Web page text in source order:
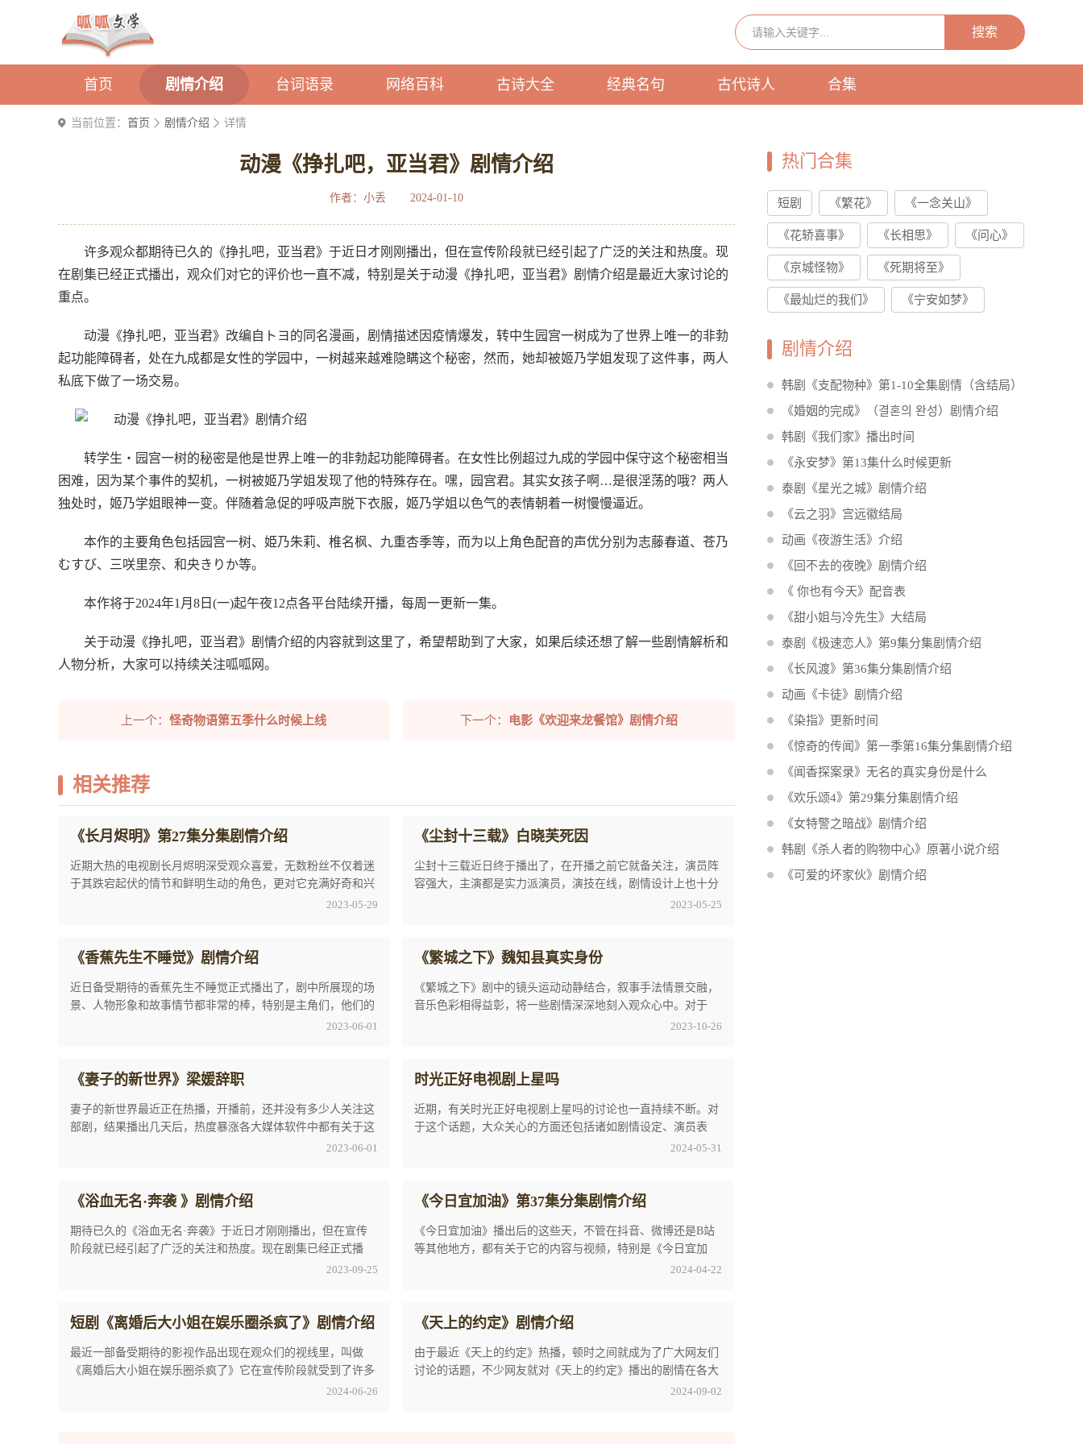
搜索
首页 剧情介绍 台词语录 网络百科 古诗大全 经典名句 古代诗人 合集
当前位置： 首页 剧情介绍 详情
动漫《挣扎吧，亚当君》剧情介绍
作者：小丢 2024-01-10
许多观众都期待已久的《挣扎吧，亚当君》于近日才刚刚播出，但在宣传阶段就已经引起了广泛的关注和热度。现
在剧集已经正式播出，观众们对它的评价也一直不减，特别是关于动漫《挣扎吧，亚当君》剧情介绍是最近大家讨论的
重点。
动漫《挣扎吧，亚当君》改编自トヨ的同名漫画，剧情描述因疫情爆发，转中生园宫一树成为了世界上唯一的非勃
起功能障碍者，处在九成都是女性的学园中，一树越来越难隐瞒这个秘密，然而，她却被姬乃学姐发现了这件事，两人
私底下做了一场交易。
转学生・园宫一树的秘密是他是世界上唯一的非勃起功能障碍者。在女性比例超过九成的学园中保守这个秘密相当
困难，因为某个事件的契机，一树被姬乃学姐发现了他的特殊存在。嘿，园宫君。其实女孩子啊…是很淫荡的哦？两人
独处时，姬乃学姐眼神一变。伴随着急促的呼吸声脱下衣服，姬乃学姐以色气的表情朝着一树慢慢逼近。
本作的主要角色包括园宫一树、姫乃朱莉、椎名枫、九重杏季等，而为以上角色配音的声优分别为志藤春道、苍乃
むすび、三咲里奈、和央きりか等。
本作将于2024年1月8日(一)起午夜12点各平台陆续开播，每周一更新一集。
关于动漫《挣扎吧，亚当君》剧情介绍的内容就到这里了，希望帮助到了大家，如果后续还想了解一些剧情解析和
人物分析，大家可以持续关注呱呱网。
上一个：怪奇物语第五季什么时候上线 下一个： 电影《欢迎来龙餐馆》剧情介绍
相关推荐
《长月烬明》第27集分集剧情介绍
近期大热的电视剧长月烬明深受观众喜爱，无数粉丝不仅着迷
于其跌宕起伏的情节和鲜明生动的角色，更对它充满好奇和兴
2023-05-29
《尘封十三载》白晓芙死因
尘封十三载近日终于播出了，在开播之前它就备关注，演员阵
容强大，主演都是实力派演员，演技在线，剧情设计上也十分
2023-05-25
《香蕉先生不睡觉》剧情介绍
近日备受期待的香蕉先生不睡觉正式播出了，剧中所展现的场
景、人物形象和故事情节都非常的棒，特别是主角们，他们的
2023-06-01
《繁城之下》魏知县真实身份
《繁城之下》剧中的镜头运动动静结合，叙事手法情景交融，
音乐色彩相得益彰，将一些剧情深深地刻入观众心中。对于
《繁城之下》魏知县真实身份相信大家还是有着小 ...2023-10-26
《妻子的新世界》梁媛辞职
妻子的新世界最近正在热播，开播前，还并没有多少人关注这
部剧，结果播出几天后，热度暴涨各大媒体软件中都有关于这
2023-06-01
时光正好电视剧上星吗
近期，有关时光正好电视剧上星吗的讨论也一直持续不断。对
于这个话题，大众关心的方面还包括诸如剧情设定、演员表
演、特效制作等等。根据这些小编特地来和大家进 ...2024-05-31
《浴血无名·奔袭 》剧情介绍
期待已久的《浴血无名·奔袭》于近日才刚刚播出，但在宣传
阶段就已经引起了广泛的关注和热度。现在剧集已经正式播
出，观众们对它的评价也一直不减，这充分证明了 ...2023-09-25
《今日宜加油》第37集分集剧情介绍
《今日宜加油》播出后的这些天，不管在抖音、微博还是B站
等其他地方，都有关于它的内容与视频，特别是《今日宜加
油》第37集分集剧情介绍是最近观众们讨论的最多 ...2024-04-22
短剧《离婚后大小姐在娱乐圈杀疯了》剧情介绍
最近一部备受期待的影视作品出现在观众们的视线里，叫做
《离婚后大小姐在娱乐圈杀疯了》它在宣传阶段就受到了许多
关注和好评，让人们充满期待，而在开播后也一直 ...2024-06-26
《天上的约定》剧情介绍
由于最近《天上的约定》热播，顿时之间就成为了广大网友们
讨论的话题，不少网友就对《天上的约定》播出的剧情在各大
2024-09-02
热门合集
短剧 《繁花》 《一念关山》
《花轿喜事》 《长相思》 《问心》
《京城怪物》 《死期将至》
《最灿烂的我们》 《宁安如梦》
剧情介绍
韩剧《支配物种》第1-10全集剧情（含结局）
《婚姻的完成》（결혼의 완성）剧情介绍
韩剧《我们家》播出时间
《永安梦》第13集什么时候更新
泰剧《星光之城》剧情介绍
《云之羽》宫远徽结局
动画《夜游生活》介绍
《回不去的夜晚》剧情介绍
《 你也有今天》配音表
《甜小姐与冷先生》大结局
泰剧《极速恋人》第9集分集剧情介绍
《长风渡》第36集分集剧情介绍
动画《卡徒》剧情介绍
《染指》更新时间
《惊奇的传闻》第一季第16集分集剧情介绍
《闻香探案录》无名的真实身份是什么
《欢乐颂4》第29集分集剧情介绍
《女特警之暗战》剧情介绍
韩剧《杀人者的购物中心》原著小说介绍
《可爱的坏家伙》剧情介绍